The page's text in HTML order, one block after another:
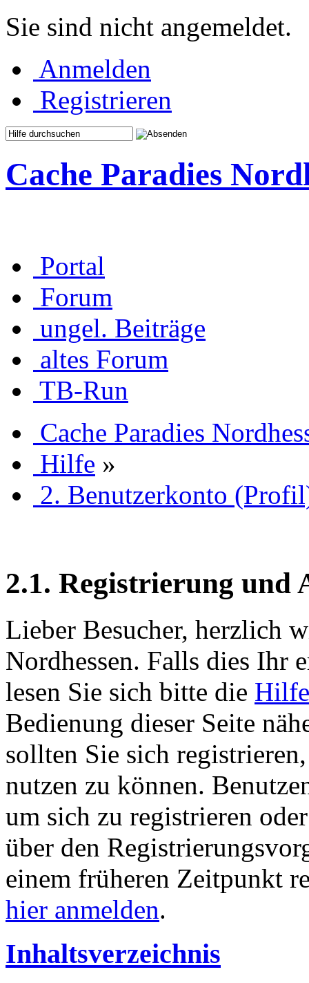
Sie sind nicht angemeldet.
Anmelden
Registrieren
Cache Paradies
Portal
Forum
ungel. Beiträge
altes Forum
TB-Run
Cache Paradies
Hilfe »
2. Benutzerkonto
2.1. Registrierung und
Lieber Besucher, herzlich
Nordhessen. Falls dies Ihr
lesen Sie sich bitte die Hilfe
Bedienung dieser Seite
sollten Sie sich
nutzen zu können.
um sich zu registrieren
über den
einem früheren Zeitpunkt
hier anmelden.
Inhaltsverzeichnis